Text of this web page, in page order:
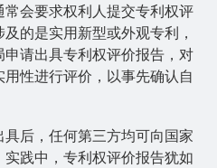
会要求权利人提交专利权评
的是实用新型或外观专利，
请出具专利权评价报告，对
性进行评价，以事先确认自
后，任何第三方均可向国家
践中，专利权评价报告犹如